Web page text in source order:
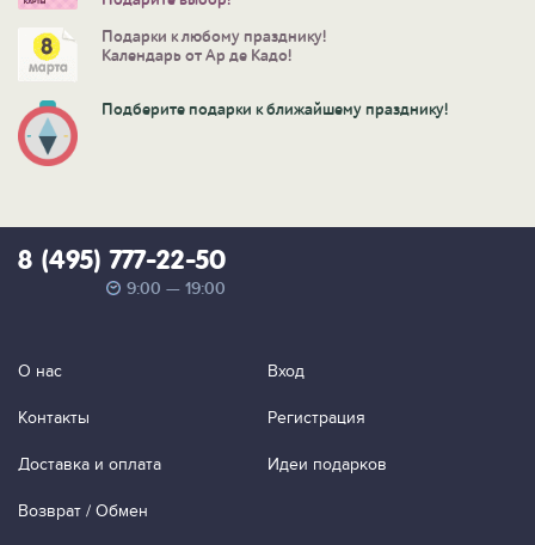
Подарки к любому празднику!
Календарь от Ар де Кадо!
Подберите подарки к ближайшему празднику!
8 (495) 777-22-50
9:00 — 19:00
О нас
Контакты
Доставка и оплата
Возврат / Обмен
Вход
Регистрация
Идеи подарков